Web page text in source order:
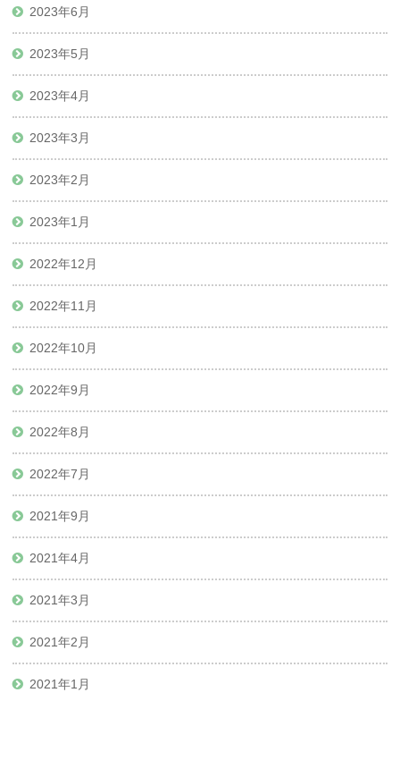
2023年6月
2023年5月
2023年4月
2023年3月
2023年2月
2023年1月
2022年12月
2022年11月
2022年10月
2022年9月
2022年8月
2022年7月
2021年9月
2021年4月
2021年3月
2021年2月
2021年1月